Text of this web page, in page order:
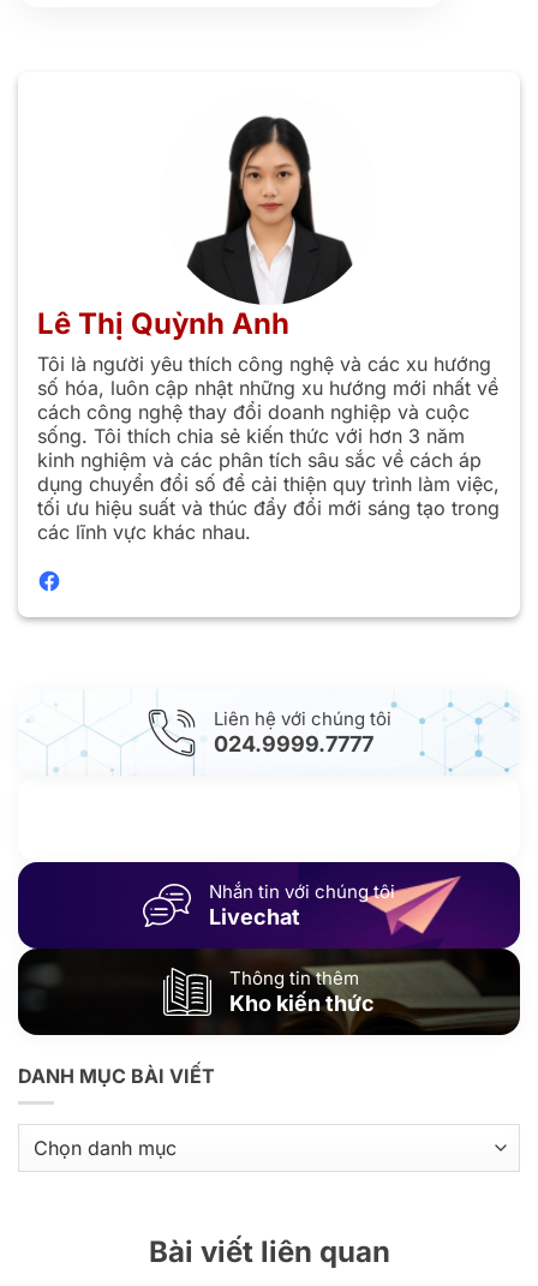
Lê Thị Quỳnh Anh
Tôi là người yêu thích công nghệ và các xu hướng
số hóa, luôn cập nhật những xu hướng mới nhất về
cách công nghệ thay đổi doanh nghiệp và cuộc
sống. Tôi thích chia sẻ kiến thức với hơn 3 năm
kinh nghiệm và các phân tích sâu sắc về cách áp
dụng chuyển đổi số để cải thiện quy trình làm việc,
tối ưu hiệu suất và thúc đẩy đổi mới sáng tạo trong
các lĩnh vực khác nhau.
Liên hệ với chúng tôi
024.9999.7777
Nhắn tin với chúng tôi
Livechat
Thông tin thêm
Kho kiến thức
DANH MỤC BÀI VIẾT
mục
bài
Bài viết liên quan